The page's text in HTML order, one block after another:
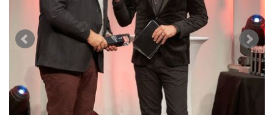
ABO
AUSGABE
ARCHIV
VORTEILSWELT
BÜCHER
WEINSZENE
PORTRAITS
VINOPHILES
ARCHIV
ANMELDEN
AWARDS
GEWINNSPIELE
VORTEILSWELT
TRINKREIFETABELLE